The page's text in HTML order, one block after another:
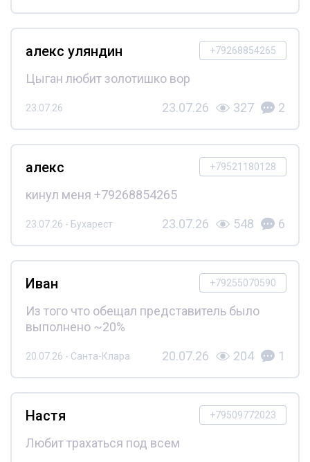
+79268854265
алекс уляндин
Цыган любит золотишко вор
23.07.26 23.07.26 327 2
+79521180128
алекс
кинул меня +79268854265
23.07.26 - Бухарест 23.07.26 548 6
+79255070590
Иван
Из того что обещал представитель было
выполнено ~20%
20.07.26 - Санта-Клара 20.07.26 204 1
+79509772023
Настя
Любит трахаться под всем